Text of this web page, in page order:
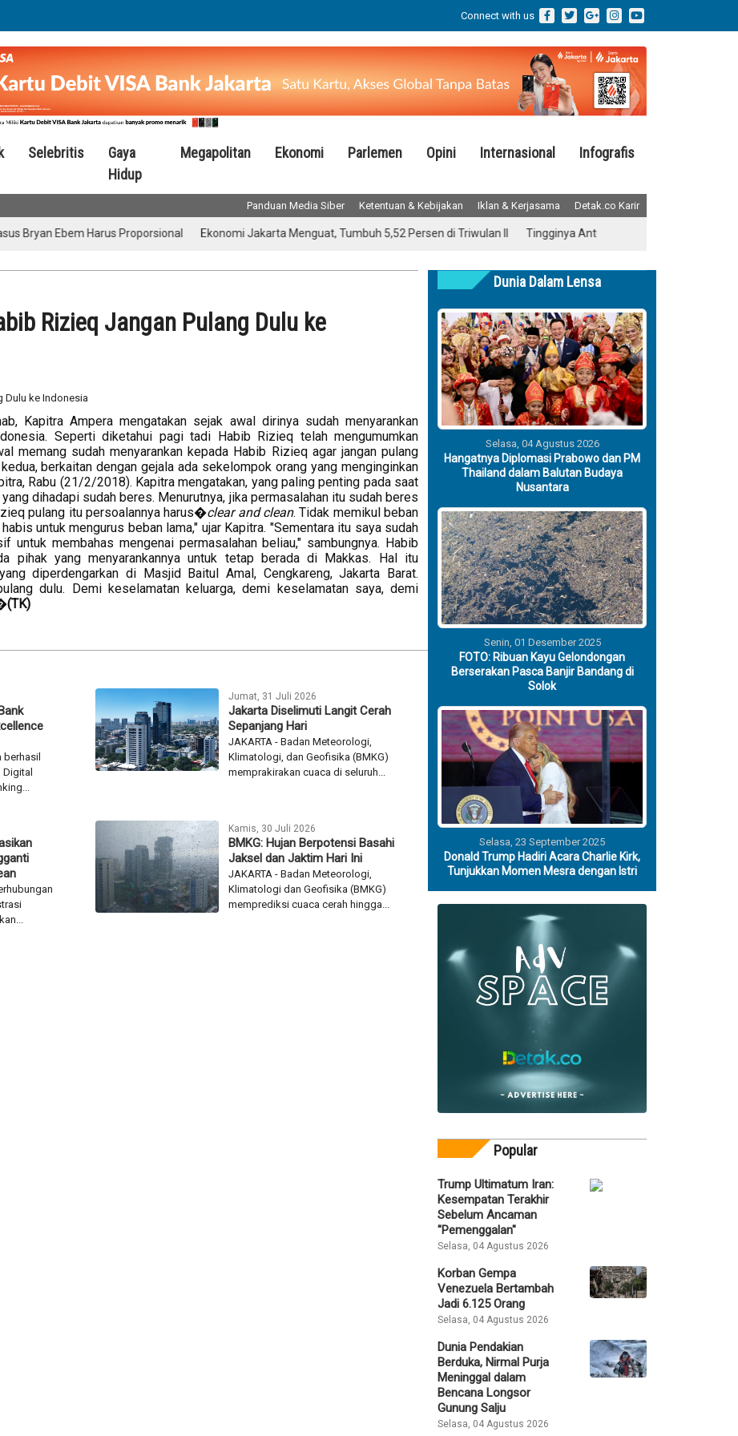
Connect with us
Selebritis
Gaya
Hidup
Megapolitan Ekonomi Parlemen Opini Internasional Infografis
Panduan Media Siber Ketentuan & Kebijakan Iklan & Kerjasama Detak.co Karir
Ebem Harus Proporsional Ekonomi Jakarta Menguat, Tumbuh 5,52 Persen di Triwulan II Tingginya Antusiasme, Ratusan Ribu Orang
Rizieq Jangan Pulang Dulu ke
Kapitra Ampera mengatakan sejak awal dirinya sudah menyarankan
Seperti diketahui pagi tadi Habib Rizieq telah mengumumkan
memang sudah menyarankan kepada Habib Rizieq agar jangan pulang
berkaitan dengan gejala ada sekelompok orang yang menginginkan
Rabu (21/2/2018). Kapitra mengatakan, yang paling penting pada saat
dihadapi sudah beres. Menurutnya, jika permasalahan itu sudah beres
pulang itu persoalannya harus�clear and clean. Tidak memikul beban
untuk mengurus beban lama," ujar Kapitra. "Sementara itu saya sudah
untuk membahas mengenai permasalahan beliau," sambungnya. Habib
pihak yang menyarankannya untuk tetap berada di Makkas. Hal itu
diperdengarkan di Masjid Baitul Amal, Cengkareng, Jakarta Barat.
dulu. Demi keselamatan keluarga, demi keselamatan saya, demi
(TK)
berhasil
Jumat, 31 Juli 2026
Jakarta Diselimuti Langit Cerah
Sepanjang Hari
JAKARTA - Badan Meteorologi,
Klimatologi, dan Geofisika (BMKG)
memprakirakan cuaca di seluruh...
Kamis, 30 Juli 2026
BMKG: Hujan Berpotensi Basahi
Jaksel dan Jaktim Hari Ini
JAKARTA - Badan Meteorologi,
Klimatologi dan Geofisika (BMKG)
memprediksi cuaca cerah hingga...
Dunia Dalam Lensa
Selasa, 04 Agustus 2026
Hangatnya Diplomasi Prabowo dan PM
Thailand dalam Balutan Budaya
Nusantara
Senin, 01 Desember 2025
FOTO: Ribuan Kayu Gelondongan
Berserakan Pasca Banjir Bandang di
Solok
Selasa, 23 September 2025
Donald Trump Hadiri Acara Charlie Kirk,
Tunjukkan Momen Mesra dengan Istri
Popular
Trump Ultimatum Iran:
Kesempatan Terakhir
Sebelum Ancaman
"Pemenggalan"
Selasa, 04 Agustus 2026
Korban Gempa
Venezuela Bertambah
Jadi 6.125 Orang
Selasa, 04 Agustus 2026
Dunia Pendakian
Berduka, Nirmal Purja
Meninggal dalam
Bencana Longsor
Gunung Salju
Selasa, 04 Agustus 2026